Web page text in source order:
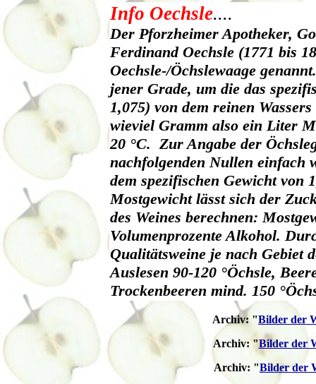
Info Oechsle....
Der Pforzheimer Apotheker,
Ferdinand Oechsle (1771 bis
Oechsle-/Öchslewaage
jener Grade, um die das
1,075) von dem reinen
wieviel Gramm also ein Liter
20 °C. Zur Angabe der
nachfolgenden Nullen einfach
dem spezifischen Gewicht von
Mostgewicht lässt sich der
des Weines berechnen:
Volumenprozente Alkohol.
Qualitätsweine je nach Gebiet
Auslesen 90-120 °Öchsle,
Trockenbeeren mind. 150
Archiv: "Bilder der
Archiv: "Bilder der
Archiv: "Bilder der